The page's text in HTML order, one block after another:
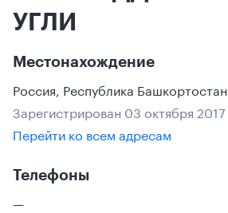
УГЛИ
Местонахождение
Россия, Республика Башкортостан
Зарегистрирован 03 октября 2017
Перейти ко всем адресам
Телефоны
—